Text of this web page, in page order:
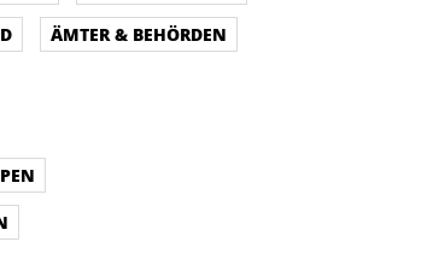
ÄMTER & BEHÖRDEN